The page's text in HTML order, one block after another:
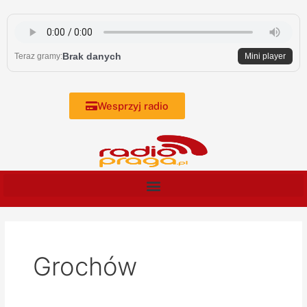
content
Teraz gramy:Brak danych Mini player
Wesprzyj radio
Grochów